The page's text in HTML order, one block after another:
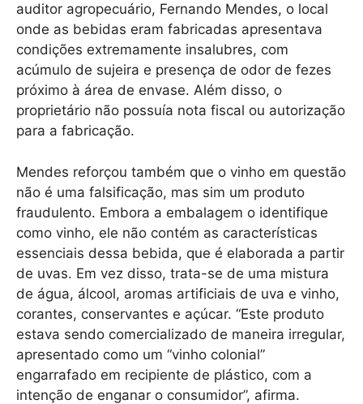
auditor agropecuário, Fernando Mendes, o local
onde as bebidas eram fabricadas apresentava
condições extremamente insalubres, com
acúmulo de sujeira e presença de odor de fezes
próximo à área de envase. Além disso, o
proprietário não possuía nota fiscal ou autorização
para a fabricação.
Mendes reforçou também que o vinho em questão
não é uma falsificação, mas sim um produto
fraudulento. Embora a embalagem o identifique
como vinho, ele não contém as características
essenciais dessa bebida, que é elaborada a partir
de uvas. Em vez disso, trata-se de uma mistura
de água, álcool, aromas artificiais de uva e vinho,
corantes, conservantes e açúcar. “Este produto
estava sendo comercializado de maneira irregular,
apresentado como um “vinho colonial”
engarrafado em recipiente de plástico, com a
intenção de enganar o consumidor”, afirma.